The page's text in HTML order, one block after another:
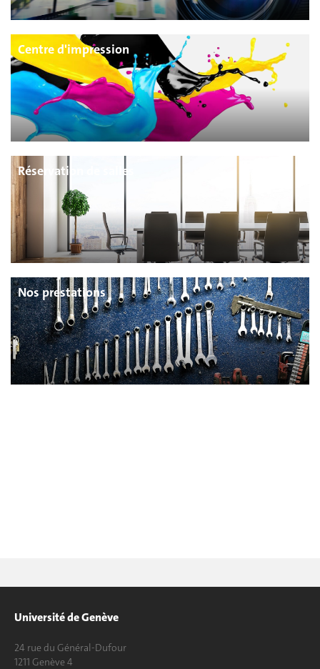
Centre d'impression
Réservation de salles
Nos prestations
Université de Genève
24 rue du Général-Dufour
1211 Genève 4